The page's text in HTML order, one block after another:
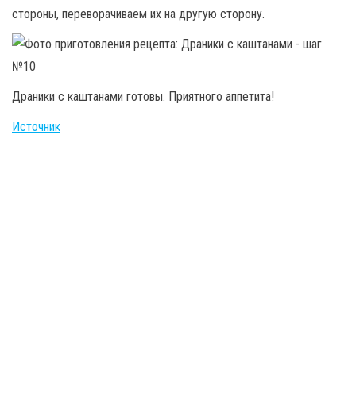
стороны, переворачиваем их на другую сторону.
Драники с каштанами готовы. Приятного аппетита!
Источник